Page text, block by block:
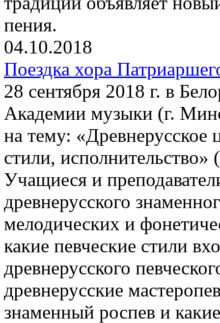
пения.
04.10.2018
Поездка хора
28 сентября 2018 г. в
Академии музыки (г.
на тему: «Древнерусское
стили,
Учащиеся и
древнерусского
мелодических и
какие певческие стили
древнерусского
древнерусские
знаменный роспев и